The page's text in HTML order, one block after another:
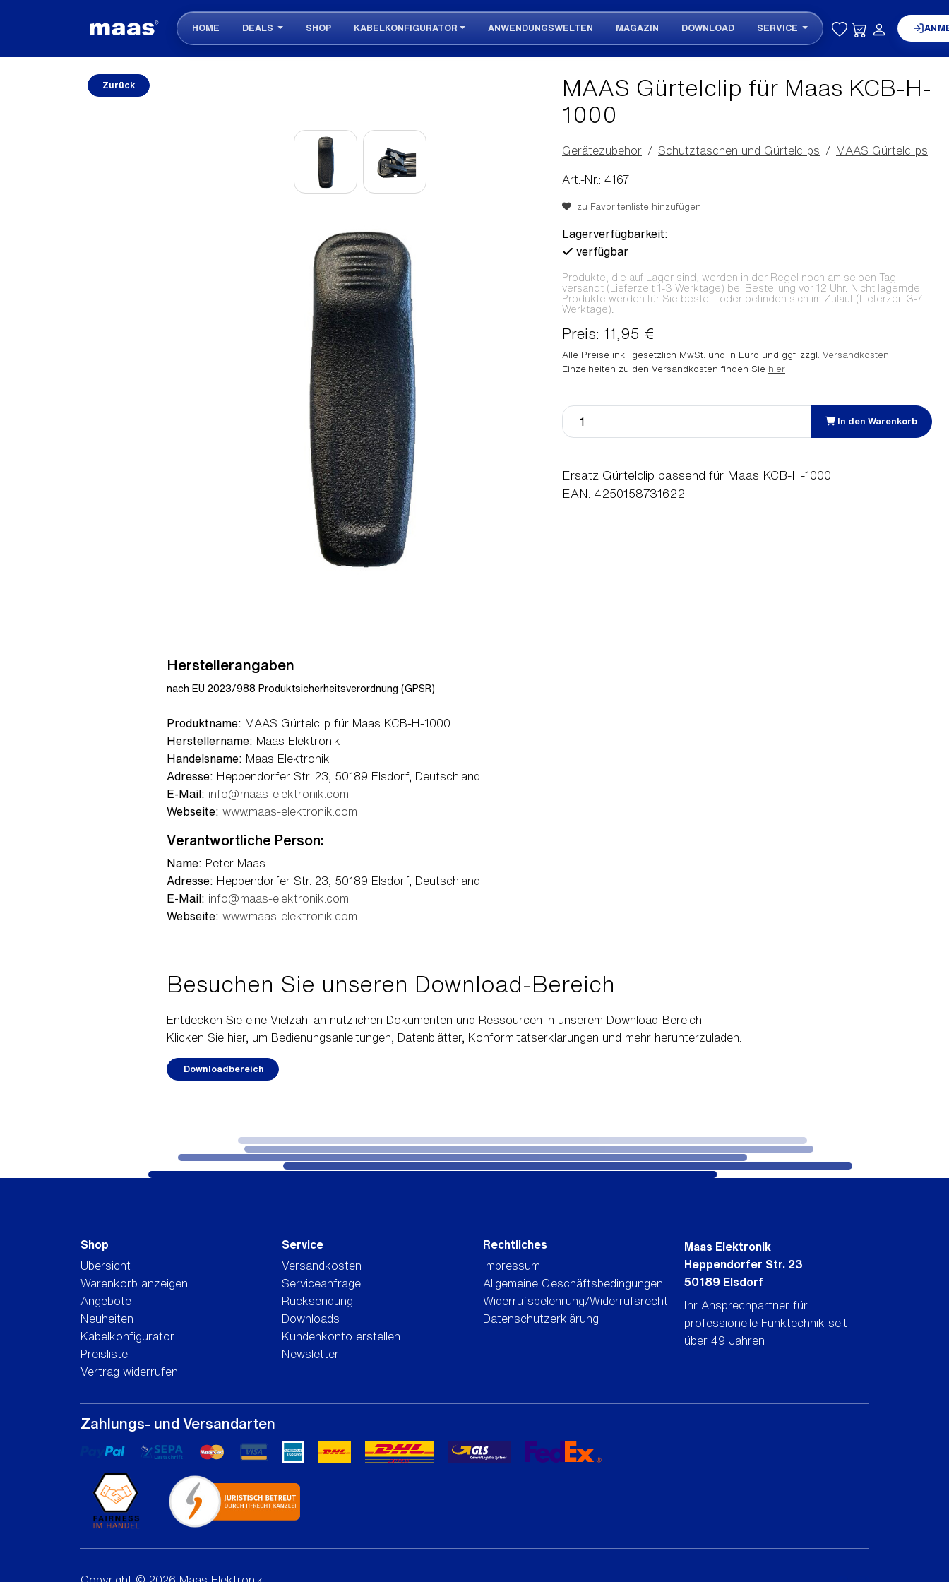
HOME DEALS SHOP KABELKONFIGURATOR ANWENDUNGSWELTEN MAGAZIN DOWNLOAD SERVICE
Zurück
MAAS Gürtelclip für Maas KCB-H-
1000
Gerätezubehör Schutztaschen und Gürtelclips MAAS Gürtelclips
Art.-Nr.: 4167
zu Favoritenliste hinzufügen
Lagerverfügbarkeit:
verfügbar
Produkte, die auf Lager sind, werden in der Regel noch am selben Tag
versandt (Lieferzeit 1-3 Werktage) bei Bestellung vor 12 Uhr. Nicht lagernde
Produkte werden für Sie bestellt oder befinden sich im Zulauf (Lieferzeit 3-7
Werktage).
Preis: 11,95 €
Alle Preise inkl. gesetzlich MwSt. und in Euro und ggf. zzgl. Versandkosten
Einzelheiten zu den Versandkosten finden Sie hier
In den Warenkorb
Ersatz Gürtelclip passend für Maas KCB-H-1000
EAN. 4250158731622
Herstellerangaben
nach EU 2023/988 Produktsicherheitsverordnung (GPSR)
Produktname: MAAS Gürtelclip für Maas KCB-H-1000
Herstellername: Maas Elektronik
Handelsname: Maas Elektronik
Adresse: Heppendorfer Str. 23, 50189 Elsdorf, Deutschland
E-Mail: info@maas-elektronik.com
Webseite: www.maas-elektronik.com
Verantwortliche Person:
Name: Peter Maas
Adresse: Heppendorfer Str. 23, 50189 Elsdorf, Deutschland
E-Mail: info@maas-elektronik.com
Webseite: www.maas-elektronik.com
Besuchen Sie unseren Download-Bereich
Entdecken Sie eine Vielzahl an nützlichen Dokumenten und Ressourcen in unserem Download-Bereich.
Klicken Sie hier, um Bedienungsanleitungen, Datenblätter, Konformitätserklärungen und mehr herunterzuladen.
Downloadbereich
Shop
Übersicht
Warenkorb anzeigen
Angebote
Neuheiten
Kabelkonfigurator
Preisliste
Vertrag widerrufen
Service
Versandkosten
Serviceanfrage
Rücksendung
Downloads
Kundenkonto erstellen
Newsletter
Rechtliches
Impressum
Allgemeine Geschäftsbedingungen
Widerrufsbelehrung/Widerrufsrecht
Datenschutzerklärung
Maas Elektronik
Heppendorfer Str. 23
50189 Elsdorf
Ihr Ansprechpartner für
professionelle Funktechnik seit
über 49 Jahren
Zahlungs- und Versandarten